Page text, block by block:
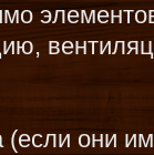
(если они